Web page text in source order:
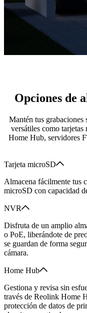
Opciones de
Mantén tus grabaciones
versátiles como
Home Hub, servidores
Tarjeta microSD
Almacena fácilmente tus
microSD con capacidad
NVR
Disfruta de un amplio
o PoE, liberándote de
se guardan de forma
cámara.
Home Hub
Gestiona y revisa sin
través de Reolink Home
protección de datos de